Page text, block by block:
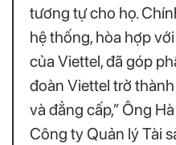
tương tự cho họ.
hệ thống, hòa hợp
của Viettel, đã góp
đoàn Viettel trở
và đẳng cấp,” Ông
Công ty Quản lý Tài